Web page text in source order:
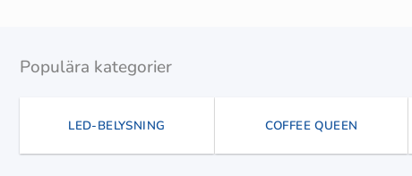
Populära kategorier
LED-BELYSNING COFFEE QUEEN